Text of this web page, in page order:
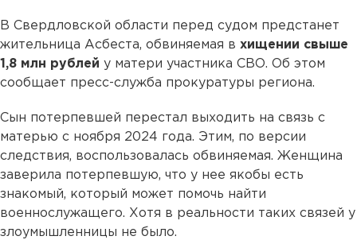
В Свердловской области перед судом предстанет
жительница Асбеста, обвиняемая в хищении свыше
1,8 млн рублей у матери участника СВО. Об этом
сообщает пресс-служба прокуратуры региона.
Сын потерпевшей перестал выходить на связь с
матерью с ноября 2024 года. Этим, по версии
следствия, воспользовалась обвиняемая. Женщина
заверила потерпевшую, что у нее якобы есть
знакомый, который может помочь найти
военнослужащего. Хотя в реальности таких связей у
злоумышленницы не было.